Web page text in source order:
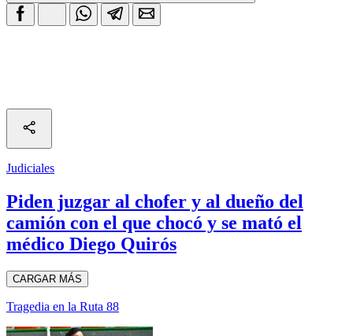
Judiciales
Piden juzgar al chofer y al dueño del
camión con el que chocó y se mató el
médico Diego Quirós
CARGAR MÁS
Tragedia en la Ruta 88